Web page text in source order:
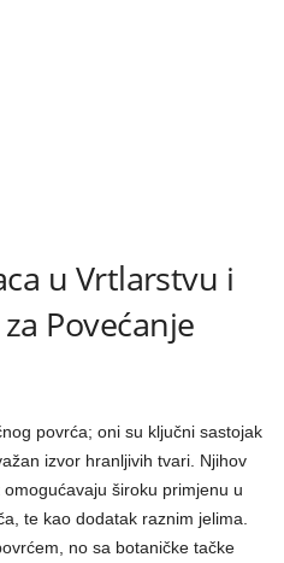
u Vrtlarstvu i
Povećanje
povrća; oni su ključni sastojak
izvor hranljivih tvari. Njihov
široku primjenu u
te kao dodatak raznim jelima.
no sa botaničke tačke